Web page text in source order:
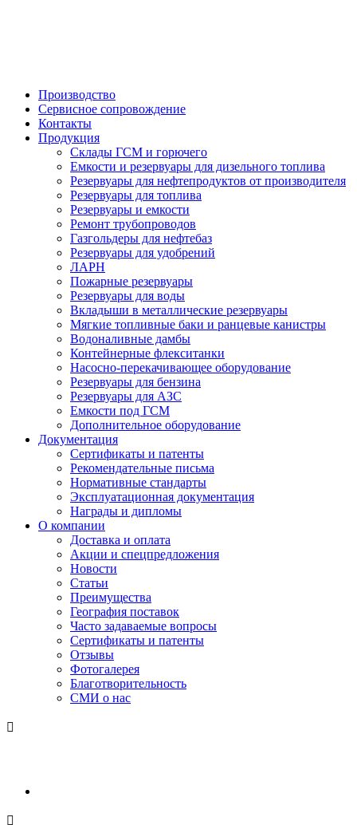
Производство
Сервисное сопровождение
Контакты
Продукция
Склады ГСМ и горючего
Емкости и резервуары для дизельного топлива
Резервуары для нефтепродуктов от производителя
Резервуары для топлива
Резервуары и емкости
Ремонт трубопроводов
Газгольдеры для нефтебаз
Резервуары для удобрений
ЛАРН
Пожарные резервуары
Резервуары для воды
Вкладыши в металлические резервуары
Мягкие топливные баки и ранцевые канистры
Водоналивные дамбы
Контейнерные флекситанки
Насосно-перекачивающее оборудование
Резервуары для бензина
Резервуары для АЗС
Емкости под ГСМ
Дополнительное оборудование
Документация
Сертификаты и патенты
Рекомендательные письма
Нормативные стандарты
Эксплуатационная документация
Награды и дипломы
О компании
Доставка и оплата
Акции и спецпредложения
Новости
Статьи
Преимущества
География поставок
Часто задаваемые вопросы
Сертификаты и патенты
Отзывы
Фотогалерея
Благотворительность
СМИ о нас

